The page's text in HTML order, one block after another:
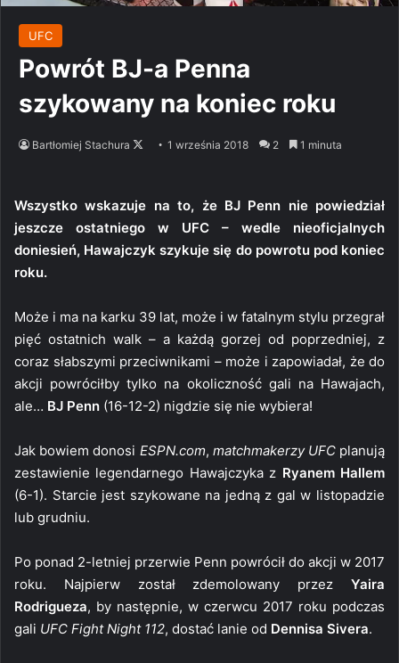
UFC
Powrót BJ-a Penna
szykowany na koniec roku
Bartłomiej Stachura
Follow1 września 2018 2 1 minuta
Wszystko wskazuje na to, że BJ Penn nie powiedział
jeszcze ostatniego w UFC – wedle nieoficjalnych
doniesień, Hawajczyk szykuje się do powrotu pod koniec
roku.
Może i ma na karku 39 lat, może i w fatalnym stylu przegrał
pięć ostatnich walk – a każdą gorzej od poprzedniej, z
coraz słabszymi przeciwnikami – może i zapowiadał, że do
akcji powróciłby tylko na okoliczność gali na Hawajach,
ale… BJ Penn (16-12-2) nigdzie się nie wybiera!
Jak bowiem donosi ESPN.com, matchmakerzy UFCplanują
zestawienie legendarnego Hawajczyka z Ryanem Hallem
(6-1). Starcie jest szykowane na jedną z gal w listopadzie
lub grudniu.
Po ponad 2-letniej przerwie Penn powrócił do akcji w 2017
roku. Najpierw został zdemolowany przez Yaira
Rodrigueza, by następnie, w czerwcu 2017 roku podczas
gali UFC Fight Night 112, dostać lanie od Dennisa Sivera.